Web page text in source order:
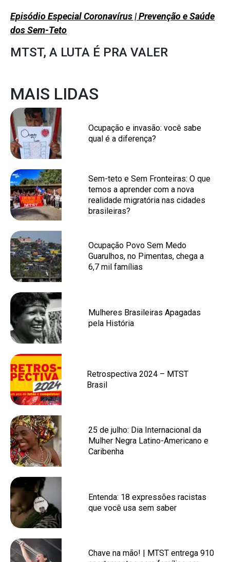
Episódio Especial Coronavírus | Prevenção e Saúde
dos Sem-Teto
MTST, A LUTA É PRA VALER
MAIS LIDAS
Ocupação e invasão: você sabe
qual é a diferença?
Sem-teto e Sem Fronteiras: O que
temos a aprender com a nova
realidade migratória nas cidades
brasileiras?
Ocupação Povo Sem Medo
Guarulhos, no Pimentas, chega a
6,7 mil famílias
Mulheres Brasileiras Apagadas
pela História
Retrospectiva 2024 – MTST
Brasil
25 de julho: Dia Internacional da
Mulher Negra Latino-Americano e
Caribenha
Entenda: 18 expressões racistas
que você usa sem saber
Chave na mão! | MTST entrega 910